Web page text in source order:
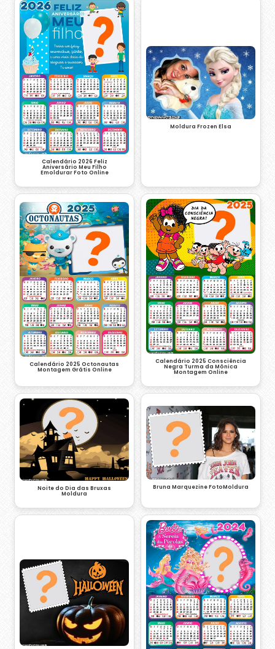
Calendário 2026 Feliz
Aniversário Meu Filho
Emoldurar Foto Online
Moldura Frozen Elsa
Calendário 2025 Octonautas
Montagem Grátis Online
Calendário 2025 Consciência
Negra Turma da Mônica
Montagem Online
Noite do Dia das Bruxas
Moldura
Bruna Marquezine FotoMoldura